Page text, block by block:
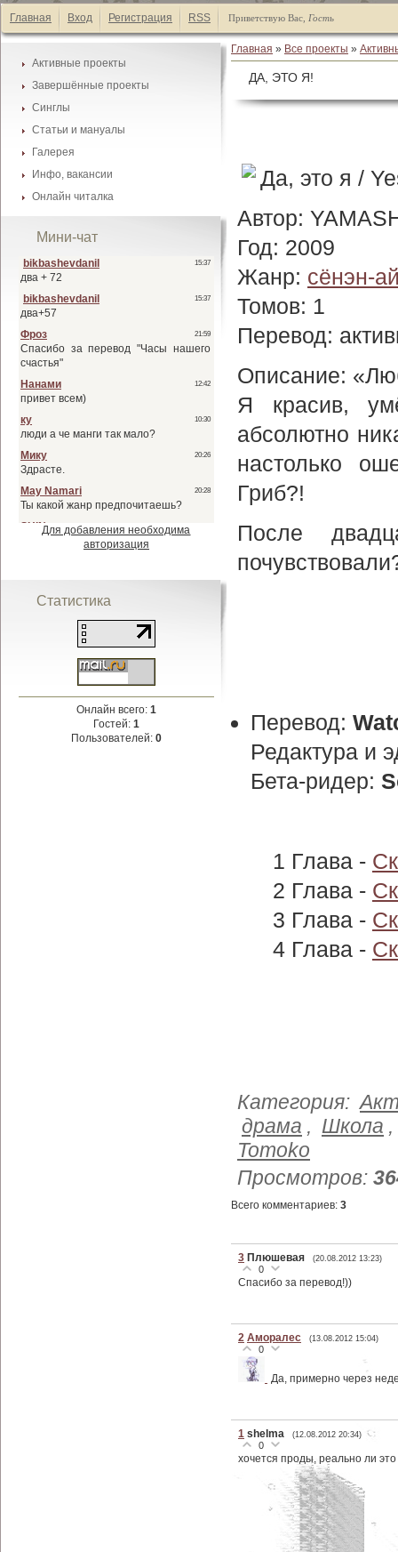
Главная Вход Регистрация RSS Приветствую Вас Гость
Активные проекты
Каталог манги
Список А-Я
Завершённые проекты
Каталог манги
Список А-Я
Синглы
Каталог манги
Список А-Я
Статьи и мануалы
Каталог статей
Список А-Я
Галерея
Галеея фонов
Галеея скринтонов
Инфо, вакансии
Наши друзья
Наши баннеры
Вакансии
Онлайн читалка
Завершённые проекты
Синглы
Мини-чат
Для добавления необходима
авторизация
Статистика
Онлайн всего: 1
Гостей: 1
Пользователей: 0
Главная » Все проекты »
ДА, ЭТО Я!
Да, это я /
Автор:
Год: 2009
Жанр: сёнэн-
Томов: 1
Перевод:
Описание:
Я красив,
абсолютно
настолько
Гриб?!
После
Перевод:
Редактура и
Бета-ридер:
1 Глава -
2 Глава -
3 Глава -
4 Глава -
Категория:
драма , Школа ,
Tomoko
Просмотров:
Всего комментариев: 3
3 Плюшевая (20.08.2012 13:23)
0
Спасибо за перевод!))
2 Аморалес (13.08.2012 15:04)
0
Да, примерно через
1 shelma (12.08.2012 20:34)
0
хочется проды, реально ли